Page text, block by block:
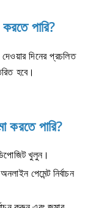
পারি?
দিনের প্রচলিত
হবে।
করতে পারি?
খুলুন।
পেমেন্ট নির্বাচন